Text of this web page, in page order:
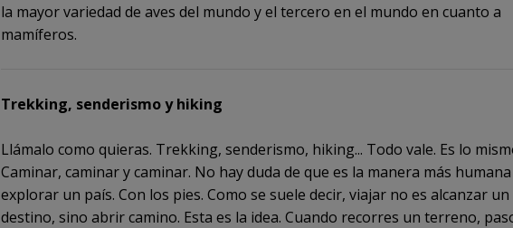
la mayor variedad de aves del mundo y el tercero en el mundo en cuanto a
mamíferos.
Trekking, senderismo y hiking
Llámalo como quieras. Trekking, senderismo, hiking... Todo vale. Es lo
Caminar, caminar y caminar. No hay duda de que es la manera más
explorar un país. Con los pies. Como se suele decir, viajar no es alcanzar un
destino, sino abrir camino. Esta es la idea. Cuando recorres un terreno,